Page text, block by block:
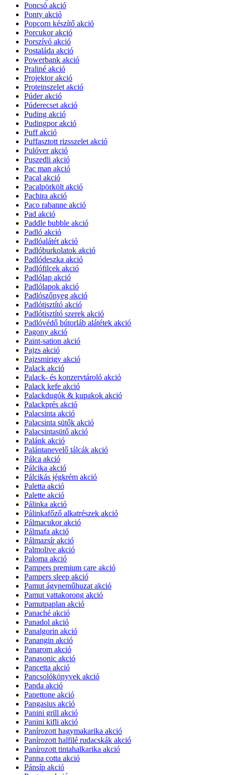
Poncsó akció
Ponty akció
Popcorn készítő akció
Porcukor akció
Porszívó akció
Postaláda akció
Powerbank akció
Praliné akció
Projektor akció
Proteinszelet akció
Púder akció
Púderecset akció
Puding akció
Pudingpor akció
Puff akció
Puffasztott rizsszelet akció
Pulóver akció
Puszedli akció
Pac man akció
Pacal akció
Pacalpörkölt akció
Pachira akció
Paco rabanne akció
Pad akció
Paddle bubble akció
Padló akció
Padlóalátét akció
Padlóburkolatok akció
Padlódeszka akció
Padlófilcek akció
Padlólap akció
Padlólapok akció
Padlószőnyeg akció
Padlótisztító akció
Padlótisztító szerek akció
Padlóvédő bútorláb alátétek akció
Pagony akció
Paint-sation akció
Pajzs akció
Pajzsmirigy akció
Palack akció
Palack- és konzervtároló akció
Palack kefe akció
Palackdugók & kupakok akció
Palackprés akció
Palacsinta akció
Palacsinta sütők akció
Palacsintasütő akció
Palánk akció
Palántanevelő tálcák akció
Pálca akció
Pálcika akció
Pálcikás jégkrém akció
Paletta akció
Palette akció
Pálinka akció
Pálinkafőző alkatrészek akció
Pálmacukor akció
Pálmafa akció
Pálmazsír akció
Palmolive akció
Paloma akció
Pampers premium care akció
Pampers sleep akció
Pamut ágyneműhuzat akció
Pamut vattakorong akció
Pamutpaplan akció
Panaché akció
Panadol akció
Panalgorin akció
Panangin akció
Panarom akció
Panasonic akció
Pancetta akció
Pancsolókönyvek akció
Panda akció
Panettone akció
Pangasius akció
Panini grill akció
Panini kifli akció
Panírozott hagymakarika akció
Panírozott halfilé rudacskák akció
Panírozott tintahalkarika akció
Panna cotta akció
Pánsíp akció